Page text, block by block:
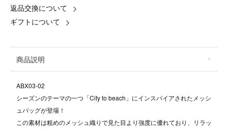
返品交換について
ギフトについて
商品説明
ABX03-02
シーズンのテーマの一つ「City to beach」にインスパイアされたメッシ
ュバッグが登場！
この素材は粗めのメッシュ織りで見た目より強度に優れており、リラッ